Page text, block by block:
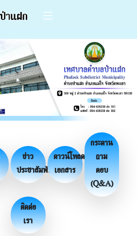
ข่าว
ประชาสัมพันธ์
ดาวน์โหลด
เอกสาร
กระดาน
ถาม
ตอบ
(Q&A)
ติดต่อ
เรา